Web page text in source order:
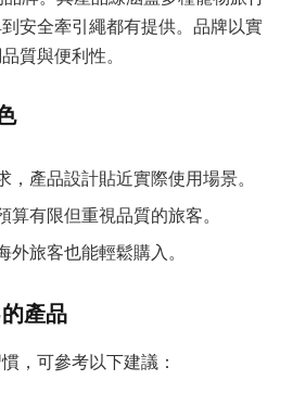
安全牽引繩都有提供。品牌以實
質與便利性。
，產品設計貼近實際使用場景。
算有限但重視品質的旅客。
外旅客也能輕鬆購入。
產品
，可參考以下建議：